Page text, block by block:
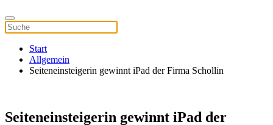
Start
Allgemein
Seiteneinsteigerin gewinnt iPad der Firma Schollin
Seiteneinsteigerin gewinnt iPad der